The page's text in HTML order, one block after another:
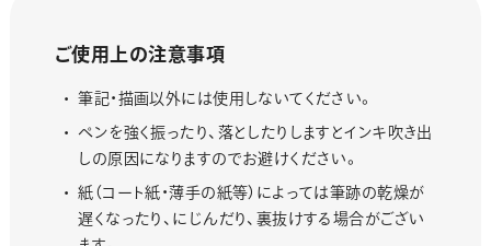
ご使用上の注意事項
筆記・描画以外には使用しないてください。
ペンを強く振ったり、落としたりしますとインキ吹き出
しの原因になりますのでお避けください。
紙（コート紙・薄手の紙等）によっては筆跡の乾燥が
遅くなったり、にじんだり、裏抜けする場合がござい